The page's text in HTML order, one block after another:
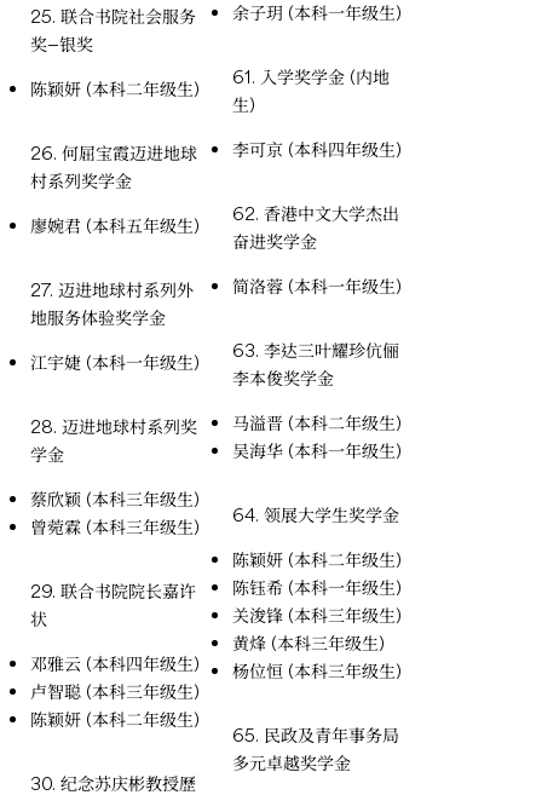
25. 联合书院社会服务
奖—银奖
陈颖妍 (本科二年级生)
26. 何屈宝霞迈进地球
村系列奖学金
廖婉君 (本科五年级生)
27. 迈进地球村系列外
地服务体验奖学金
江宇婕 (本科一年级生)
28. 迈进地球村系列奖
学金
蔡欣颖 (本科三年级生)
曾菀霖 (本科三年级生)
29. 联合书院院长嘉许
状
邓雅云 (本科四年级生)
卢智聪 (本科三年级生)
陈颖妍 (本科二年级生)
30. 纪念苏庆彬教授歷
余子玥 (本科一年级生)
61. 入学奖学金 (内地
生)
李可京 (本科四年级生)
62. 香港中文大学杰出
奋进奖学金
简洛蓉 (本科一年级生)
63. 李达三叶耀珍伉俪
李本俊奖学金
马溢晋 (本科二年级生)
吴海华 (本科一年级生)
64. 领展大学生奖学金
陈颖妍 (本科二年级生)
陈钰希 (本科一年级生)
关浚锋 (本科三年级生)
黄烽 (本科三年级生)
杨位恒 (本科三年级生)
65. 民政及青年事务局
多元卓越奖学金